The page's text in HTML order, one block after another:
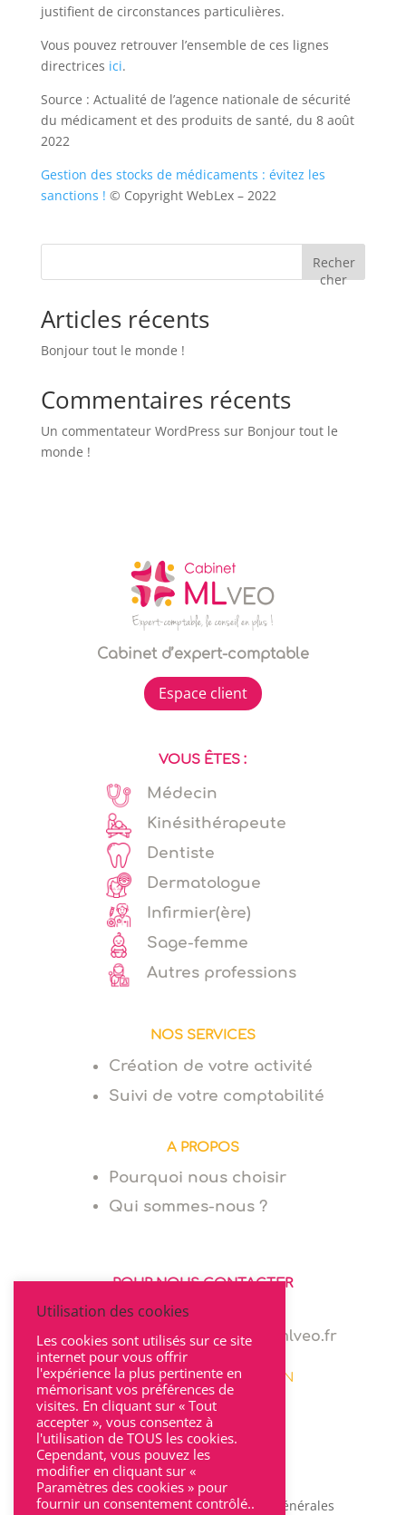
justifient de circonstances particulières.
Vous pouvez retrouver l’ensemble de ces lignes
directrices ici.
Source : Actualité de l’agence nationale de sécurité
du médicament et des produits de santé, du 8 août
2022
Gestion des stocks de médicaments : évitez les
sanctions ! © Copyright WebLex – 2022
Recher
cher
Articles récents
Bonjour tout le monde !
Commentaires récents
Un commentateur WordPress sur Bonjour tout le
monde !
Cabinet d’expert-comptable
Espace client
VOUS ÊTES :
Médecin
Kinésithérapeute
Dentiste
Dermatologue
Infirmier(ère)
Sage-femme
Autres professions
NOS SERVICES
Création de votre activité
Suivi de votre comptabilité
A PROPOS
Pourquoi nous choisir
Qui sommes-nous ?
POUR NOUS CONTACTER
06 64 94 03 68
marie.levionnois@cabinet-mlveo.fr
22 rue Seguin 69002 LYON
Mentions légales|Conditions Générales
Utilisation des cookies
Les cookies sont utilisés sur ce site
internet pour vous offrir
l'expérience la plus pertinente en
mémorisant vos préférences de
visites. En cliquant sur « Tout
accepter », vous consentez à
l'utilisation de TOUS les cookies.
Cependant, vous pouvez les
modifier en cliquant sur «
Paramètres des cookies » pour
fournir un consentement contrôlé..